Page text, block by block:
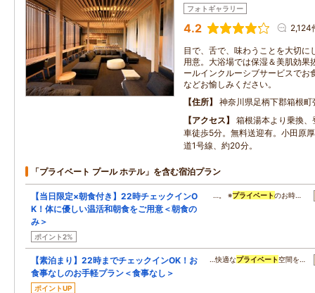
フォトギャラリー
4.2 2,124
目で、舌で、味わうことを大切に
用意。大浴場では保湿＆美肌効果
ールインクルーシブサービスでお
などお愉しみください。
住所
神奈川県足柄下郡箱根
アクセス
箱根湯本より乗換
車徒歩5分。無料送迎有。小田原
道1号線、約20分。
「プライベート プール ホテル」を含む宿泊プラン
【当日限定×朝食付き】22時チェックインO
K！体に優しい温活和朝食をご用意＜朝食の
み＞
ポイント2%
…。 ※プライベートのお時…
【素泊まり】22時までチェックインOK！お
食事なしのお手軽プラン＜食事なし＞
ポイントUP
…快適なプライベート 空間を…